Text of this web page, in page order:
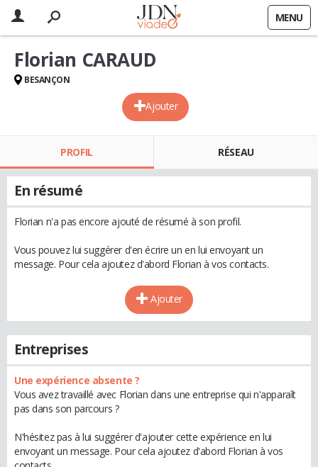
MENU
Ajouter
Florian CARAUD
BESANÇON
PROFIL RÉSEAU
En résumé
Florian n'a pas encore ajouté de résumé à son profil.
Vous pouvez lui suggérer d'en écrire un en lui envoyant un
message. Pour cela ajoutez d'abord Florian à vos contacts.
Ajouter
Entreprises
Une expérience absente ?
Vous avez travaillé avec Florian dans une entreprise qui n'apparaît
pas dans son parcours ?
N'hésitez pas à lui suggérer d'ajouter cette expérience en lui
envoyant un message. Pour cela ajoutez d'abord Florian à vos